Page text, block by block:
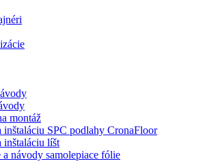
montáž
inštaláciu SPC podlahy CronaFloor
inštaláciu líšt
a návody samolepiace fólie